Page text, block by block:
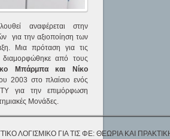
αναφέρεται στην
για την αξιοποίηση των
Μια πρόταση για τις
διαμορφώθηκε από τους
Μπάρμπα και Νίκο
2003 στο πλαίσιο ενός
για την επιμόρφωση
Μονάδες.
ΛΟΓΙΣΜΙΚΟ ΓΙΑ ΤΙΣ ΦΕ: ΘΕΩΡΙΑ ΚΑΙ